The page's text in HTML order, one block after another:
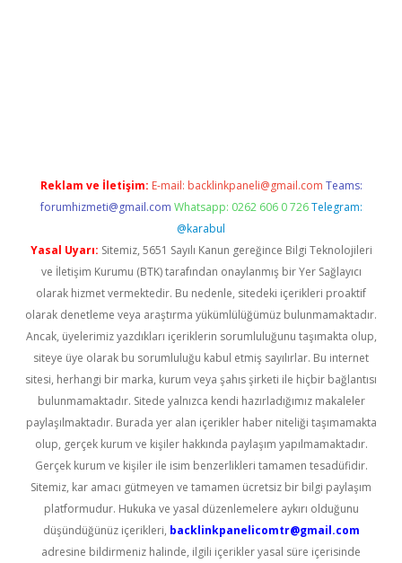
Reklam ve İletişim: E-mail: backlinkpaneli@gmail.com Teams:
forumhizmeti@gmail.com Whatsapp: 0262 606 0 726 Telegram:
@karabul
Yasal Uyarı: Sitemiz, 5651 Sayılı Kanun gereğince Bilgi Teknolojileri
ve İletişim Kurumu (BTK) tarafından onaylanmış bir Yer Sağlayıcı
olarak hizmet vermektedir. Bu nedenle, sitedeki içerikleri proaktif
olarak denetleme veya araştırma yükümlülüğümüz bulunmamaktadır.
Ancak, üyelerimiz yazdıkları içeriklerin sorumluluğunu taşımakta olup,
siteye üye olarak bu sorumluluğu kabul etmiş sayılırlar. Bu internet
sitesi, herhangi bir marka, kurum veya şahıs şirketi ile hiçbir bağlantısı
bulunmamaktadır. Sitede yalnızca kendi hazırladığımız makaleler
paylaşılmaktadır. Burada yer alan içerikler haber niteliği taşımamakta
olup, gerçek kurum ve kişiler hakkında paylaşım yapılmamaktadır.
Gerçek kurum ve kişiler ile isim benzerlikleri tamamen tesadüfidir.
Sitemiz, kar amacı gütmeyen ve tamamen ücretsiz bir bilgi paylaşım
platformudur. Hukuka ve yasal düzenlemelere aykırı olduğunu
düşündüğünüz içerikleri, backlinkpanelicomtr@gmail.com
adresine bildirmeniz halinde, ilgili içerikler yasal süre içerisinde